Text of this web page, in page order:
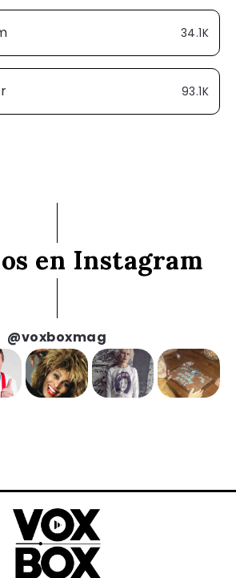
34.1K
93.1K
en Instagram
@voxboxmag